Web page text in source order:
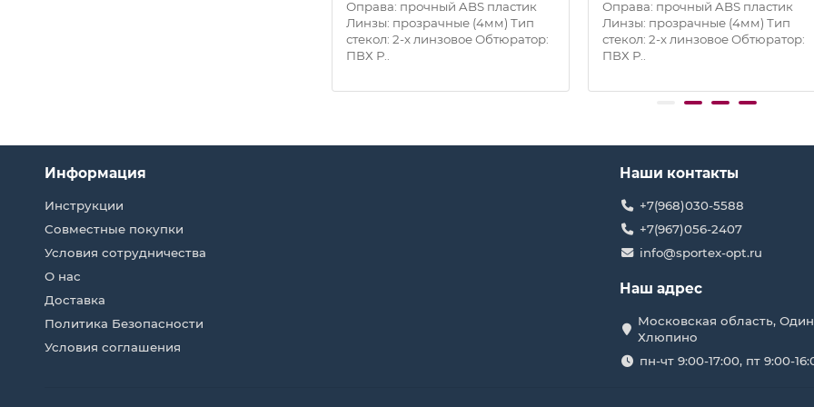
Оправа: прочный ABS пластик
Линзы: прозрачные (4мм) Тип
стекол: 2-х линзовое Обтюратор:
ПВХ Р..
Оправа: прочный ABS пластик
Линзы: прозрачные (4мм) Тип
стекол: 2-х линзовое Обтюратор:
ПВХ Р..
Информация
Инструкции
Совместные покупки
Условия сотрудничества
О нас
Доставка
Политика Безопасности
Условия соглашения
Наши контакты
+7(968)030-5588
+7(967)056-2407
info@sportex-opt.ru
Наш адрес
Московская область,
Хлюпино
пн-чт 9:00-17:00, пт 9:00-